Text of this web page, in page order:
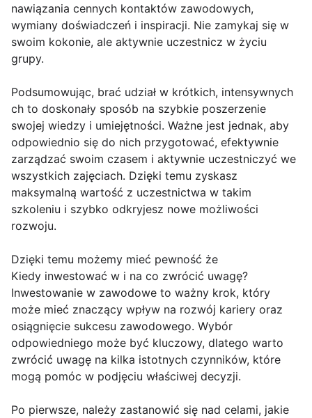
nawiązania cennych kontaktów zawodowych,
wymiany doświadczeń i inspiracji. Nie zamykaj się w
swoim kokonie, ale aktywnie uczestnicz w życiu
grupy.
Podsumowując, brać udział w krótkich, intensywnych
ch to doskonały sposób na szybkie poszerzenie
swojej wiedzy i umiejętności. Ważne jest jednak, aby
odpowiednio się do nich przygotować, efektywnie
zarządzać swoim czasem i aktywnie uczestniczyć we
wszystkich zajęciach. Dzięki temu zyskasz
maksymalną wartość z uczestnictwa w takim
szkoleniu i szybko odkryjesz nowe możliwości
rozwoju.
Dzięki temu możemy mieć pewność że
Kiedy inwestować w i na co zwrócić uwagę?
Inwestowanie w zawodowe to ważny krok, który
może mieć znaczący wpływ na rozwój kariery oraz
osiągnięcie sukcesu zawodowego. Wybór
odpowiedniego może być kluczowy, dlatego warto
zwrócić uwagę na kilka istotnych czynników, które
mogą pomóc w podjęciu właściwej decyzji.
Po pierwsze, należy zastanowić się nad celami, jakie